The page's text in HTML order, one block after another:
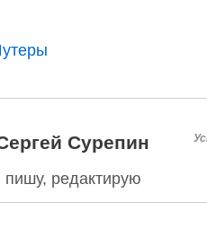
Сурепин
пишу, редактирую